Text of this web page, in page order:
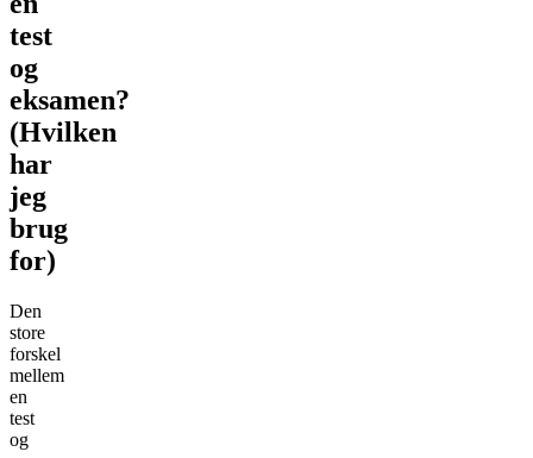
test
og
eksamen?
(Hvilken
har
jeg
brug
for)
Den
store
forskel
mellem
en
test
og